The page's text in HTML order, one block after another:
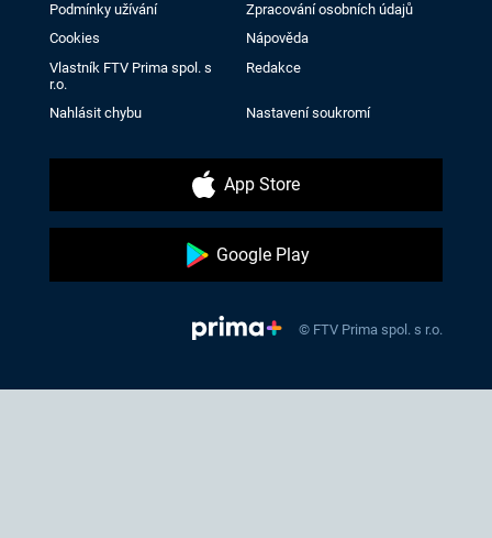
Podmínky užívání
Zpracování osobních údajů
Cookies
Nápověda
Vlastník FTV Prima spol. s
r.o.
Redakce
Nahlásit chybu Nastavení soukromí
App Store
Google Play
© FTV Prima spol. s r.o.